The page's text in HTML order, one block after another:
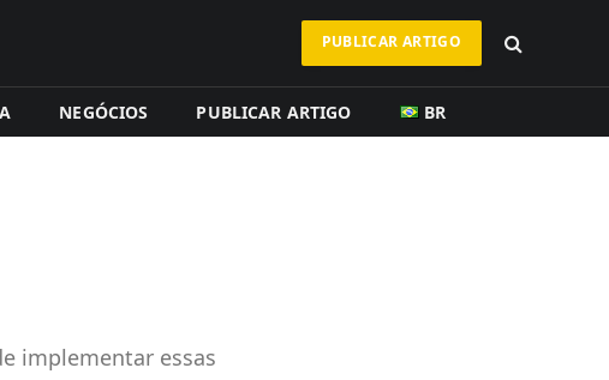
PUBLICAR ARTIGO
NEGÓCIOS PUBLICAR ARTIGO BR
implementar essas